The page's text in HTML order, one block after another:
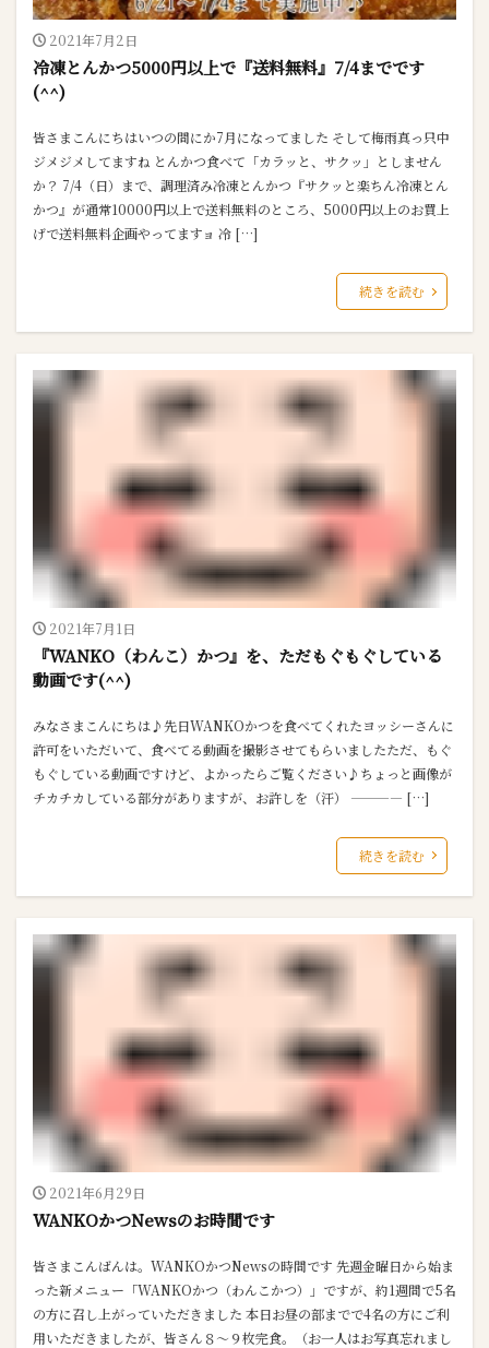
2021年7月2日
冷凍とんかつ5000円以上で『送料無料』7/4までです
(^^)
皆さまこんにちはいつの間にか7月になってました そして梅雨真っ只中
ジメジメしてますね とんかつ食べて「カラッと、サクッ」としません
か？ 7/4（日）まで、調理済み冷凍とんかつ『サクッと楽ちん冷凍とん
かつ』が通常10000円以上で送料無料のところ、5000円以上のお買上
げで送料無料企画やってますョ 冷 […]
続きを読む
2021年7月1日
『WANKO（わんこ）かつ』を、ただもぐもぐしている
動画です(^^)
みなさまこんにちは♪先日WANKOかつを食べてくれたヨッシーさんに
許可をいただいて、食べてる動画を撮影させてもらいましたただ、もぐ
もぐしている動画ですけど、よかったらご覧ください♪ちょっと画像が
チカチカしている部分がありますが、お許しを（汗） ———— […]
続きを読む
2021年6月29日
WANKOかつNewsのお時間です
皆さまこんばんは。WANKOかつNewsの時間です 先週金曜日から始ま
った新メニュー「WANKOかつ（わんこかつ）」ですが、約1週間で5名
の方に召し上がっていただきました 本日お昼の部までで4名の方にご利
用いただきましたが、皆さん８～９枚完食。（お一人はお写真忘れまし